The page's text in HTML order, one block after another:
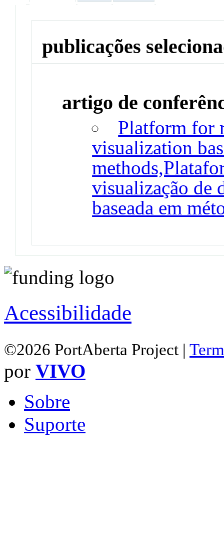
publicações
artigo de
Platform for
visualization
visualização de
baseada em
Acessibilidade
©2026 PortAberta Project |
por VIVO
Sobre
Suporte